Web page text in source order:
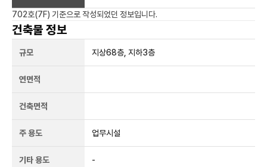
702호(7F) 기준으로 작성되었던 정보입니다.
건축물 정보
규모 지상68층, 지하3층
연면적
건축면적
주 용도 업무시설
기타 용도 -